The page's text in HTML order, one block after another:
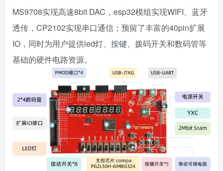
MS9708实现高速8bit DAC，esp32模组实现WIFI、蓝牙
透传，CP2102实现串口通信；预留了丰富的40pin扩展
IO，同时为用户提供led灯、按键、拨码开关和数码管等
基础的硬件电路资源。